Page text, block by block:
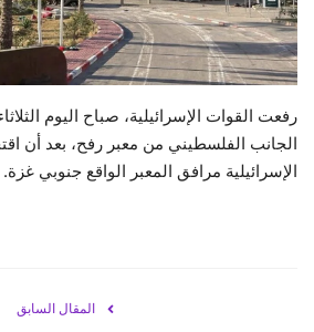
حياة
رفعت القوات الإسرائيلية، صباح اليوم
الجانب الفلسطيني من معبر رفح، بعد أن
الإسرائيلية مرافق المعبر الواقع جنوبي غزة.
المقال السابق